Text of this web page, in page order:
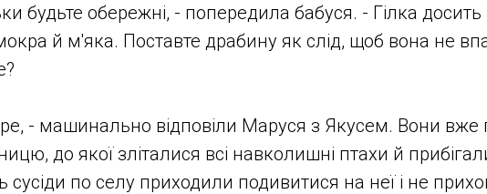
будьте обережні, - попередила бабуся. - Гілка
й м'яка. Поставте драбину як слід, щоб вона не
- машинально відповіли Маруся з Якусем. Вони вже
до якої зліталися всі навколишні птахи й прибігали
сусіди по селу приходили подивитися на неї і не